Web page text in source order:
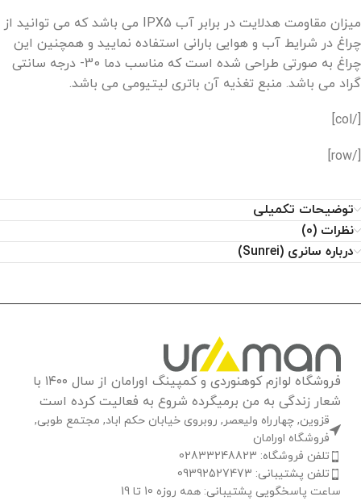
میزان مقاومت هدلایت در برابر آب IPX5 می باشد که می توانید از
چراغ در شرایط آب و هوایی بارانی استفاده نمایید و همچنین این
چراغ به صورتی طراحی شده است که مناسب دما 30- درجه سانتی
گراد می باشد. منبع تغذیه آن باتری لیتیومی می باشد.
[/col]
[/row]
توضیحات تکمیلی
نظرات (0)
درباره سانری (Sunrei)
فروشگاه لوازم کوهنوردی و کمپینگ اورامان از سال ۱۴۰۰ با
شعار زندگی به من برمیگرده شروع به فعالیت کرده است
قزوین, چهارراه ولیعصر, روبروی خیابان حکم اباد, مجتمع طوبی,
فروشگاه اورامان
تلفن فروشگاه: 02833248823
تلفن پشتیبانی: 09392527473
ساعت پاسخگویی پشتیبانی: همه روزه 10 تا 19